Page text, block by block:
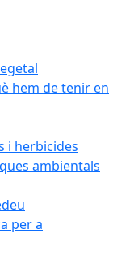
hem de tenir en
i herbicides
ambientals
per a